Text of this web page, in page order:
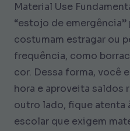
Material Use
“estojo de
costumam estragar ou
frequência, como
cor. Dessa forma, você
hora e aproveita saldos
outro lado, fique atenta
escolar que exigem